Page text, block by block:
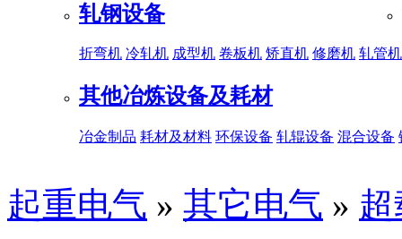
轧钢设备
折弯机 冷轧机 成型机 卷板机 矫直机 修磨机 轧管机
其他冶炼设备及耗材
冶金制品 耗材及材料 环保设备 轧辊设备 混合设备
起重电气 » 其它电气 »